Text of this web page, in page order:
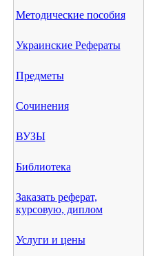
Методические пособия
Украинские Рефераты
Предметы
Сочинения
ВУЗЫ
Библиотека
Заказать реферат,
курсовую, диплом
Услуги и цены